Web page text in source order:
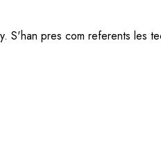
S'han pres com referents les